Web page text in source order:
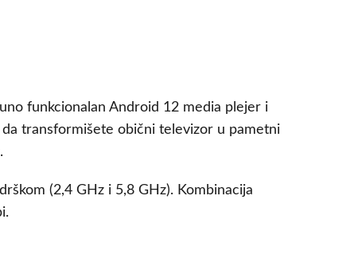
funkcionalan Android 12 media plejer i
transformišete obični televizor u pametni
(2,4 GHz i 5,8 GHz). Kombinacija